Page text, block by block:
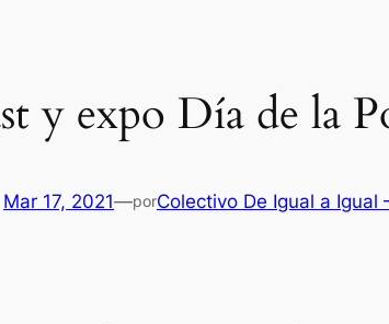
y expo Día de la
Mar 17, 2021—porColectivo De Igual a Igual